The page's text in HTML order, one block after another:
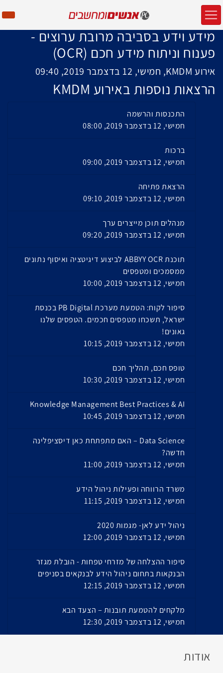
מידע וידע בסביבה מרובת ערוצים -
פענוח וניתוח מידע חכם (OCR)
אירוע KMDM, חמישי, 12 בדצמבר 2019, 09:40
הרצאות נוספות באירוע KMDM
התכנסות והרשמה
חמישי, 12 בדצמבר 2019, 08:00
ברכות
חמישי, 12 בדצמבר 2019, 09:00
הרצאת פתיחה
חמישי, 12 בדצמבר 2019, 09:10
מנהלים תוכן מייצרים ערך
חמישי, 12 בדצמבר 2019, 09:20
תוכנת ABBYY OCR לביצוע דיגיטציה ואיסוף נתונים
ממסמכים ומטפסים
חמישי, 12 בדצמבר 2019, 10:00
סיפור לקוח: הטמעת מערכת PB Digital בכנסת
ישראל, תשכחו מטפסים חכמים. הטפסים שלנו
גאונים!
חמישי, 12 בדצמבר 2019, 10:15
טופס חכם, תהליך חכם
חמישי, 12 בדצמבר 2019, 10:30
Knowledge Management Best Practices & AI
חמישי, 12 בדצמבר 2019, 10:45
Data Science – האם מתפתחת כאן דיסציפלינה
חדשה?
חמישי, 12 בדצמבר 2019, 11:00
משרד הרווחה ופעילות ניהול הידע
חמישי, 12 בדצמבר 2019, 11:15
ניהול ידע לאן- מגמות 2020
חמישי, 12 בדצמבר 2019, 12:00
סיפור ההצלחה של מזרחי טפחות - הובלת מגזר
הבנקאות בתחום ניהול הידע לבנקאים בסניפים
חמישי, 12 בדצמבר 2019, 12:15
מלקחים להטמעת תובנות – הצעד הבא
חמישי, 12 בדצמבר 2019, 12:30
אודות